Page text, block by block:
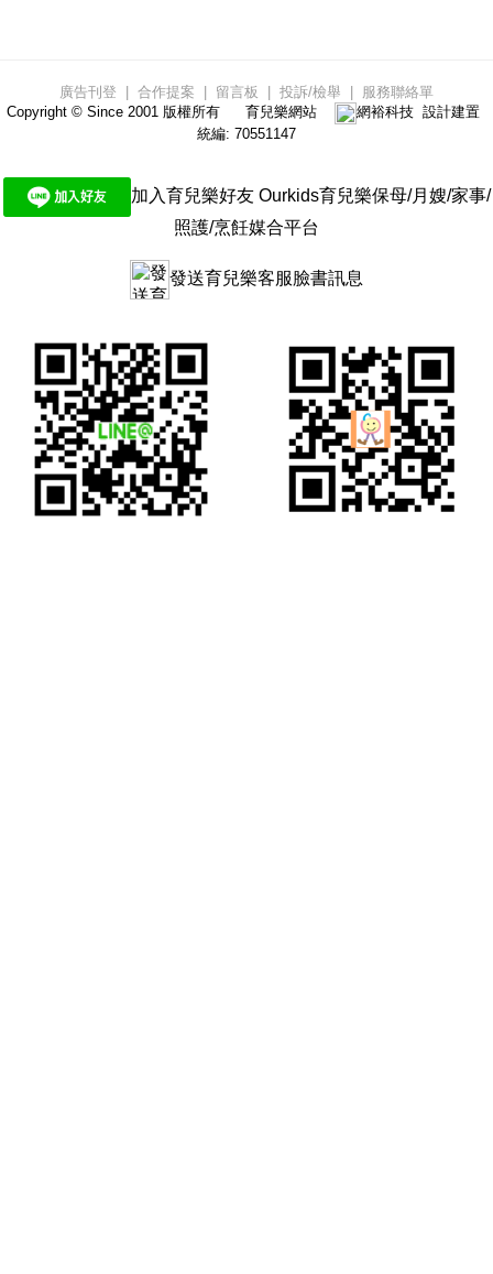
廣告刊登 合作提案 留言板 投訴/檢舉
服務聯絡單
Copyright © Since 2001 版權所有
育兒樂網站 網裕科技設計建置
統編: 70551147
加入育兒樂好友 Ourkids育兒樂保母/月嫂/家事/
照護/烹飪媒合平台
發送育兒樂客服臉書訊息